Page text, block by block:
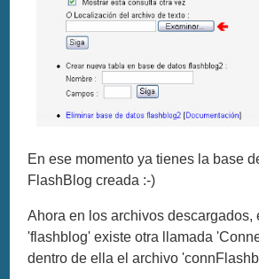
En ese momento ya tienes la base
FlashBlog creada :-)
Ahora en los archivos descargados,
'flashblog' existe otra llamada
dentro de ella el archivo